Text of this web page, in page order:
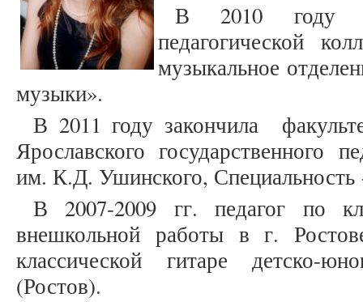
В 2010 году
педагогической
музыкальное
музыки».
В 2011 году закончила
Ярославского государственного
им. К.Д. Ушинского, Специальность
В 2007-2009 гг. педагог по
внешкольной работы в г.
классической гитаре детско-
(Ростов).